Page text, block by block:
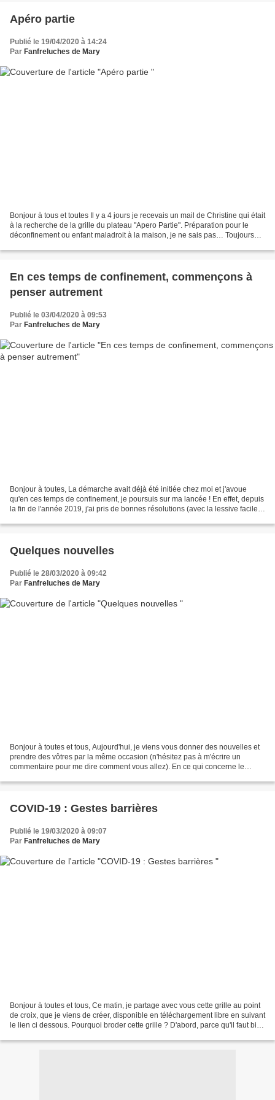
Apéro partie
Publié le 19/04/2020 à 14:24
Par Fanfreluches de Mary
Bonjour à tous et toutes Il y a 4 jours je recevais un mail de Christine qui était
à la recherche de la grille du plateau "Apero Partie". Préparation pour le
déconfinement ou enfant maladroit à la maison, je ne sais pas… Toujours
En ces temps de confinement, commençons à
penser autrement
Publié le 03/04/2020 à 09:53
Par Fanfreluches de Mary
Bonjour à toutes, La démarche avait déjà été initiée chez moi et j'avoue
qu'en ces temps de confinement, je poursuis sur ma lancée ! En effet, depuis
la fin de l'année 2019, j'ai pris de bonnes résolutions (avec la lessive facile
Quelques nouvelles
Publié le 28/03/2020 à 09:42
Par Fanfreluches de Mary
Bonjour à toutes et tous, Aujourd'hui, je viens vous donner des nouvelles et
prendre des vôtres par la même occasion (n'hésitez pas à m'écrire un
commentaire pour me dire comment vous allez). En ce qui concerne le
COVID-19 : Gestes barrières
Publié le 19/03/2020 à 09:07
Par Fanfreluches de Mary
Bonjour à toutes et tous, Ce matin, je partage avec vous cette grille au point
de croix, que je viens de créer, disponible en téléchargement libre en suivant
le lien ci dessous. Pourquoi broder cette grille ? D'abord, parce qu'il faut bien